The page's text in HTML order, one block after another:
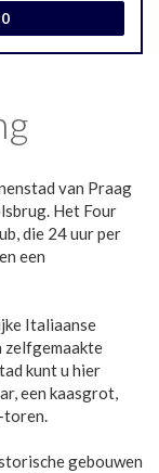
van Praag
Het Four
die 24 uur per
een
Italiaanse
zelfgemaakte
kunt u hier
een kaasgrot,
toren.
gebouwen